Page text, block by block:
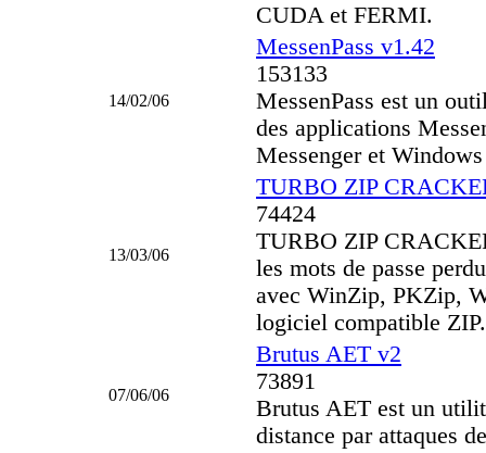
CUDA et FERMI.
14/02/06
MessenPass v1.42
153133
MessenPass est un
des applications
Messenger et
13/03/06
TURBO ZIP
74424
TURBO ZIP
les mots de passe
avec WinZip, PKZip,
logiciel compatible ZIP.
07/06/06
Brutus AET v2
73891
Brutus AET est un
distance par attaques